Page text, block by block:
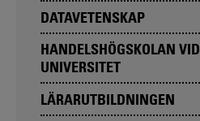
DATAVETENSKAP
HANDELSHÖGSKOLAN
UNIVERSITET
LÄRARUTBILDNINGEN